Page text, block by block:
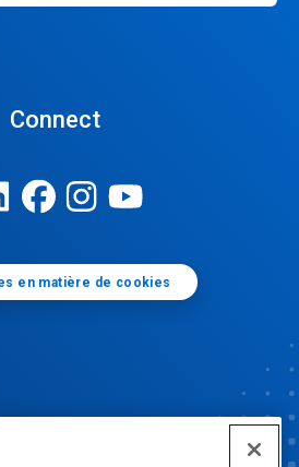
Connect
en matière de cookies